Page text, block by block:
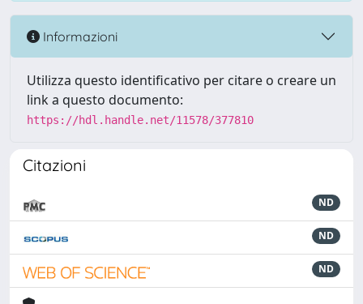
Informazioni
Utilizza questo identificativo per citare o creare un
link a questo documento:
https://hdl.handle.net/11578/377810
Citazioni
ND
ND
ND